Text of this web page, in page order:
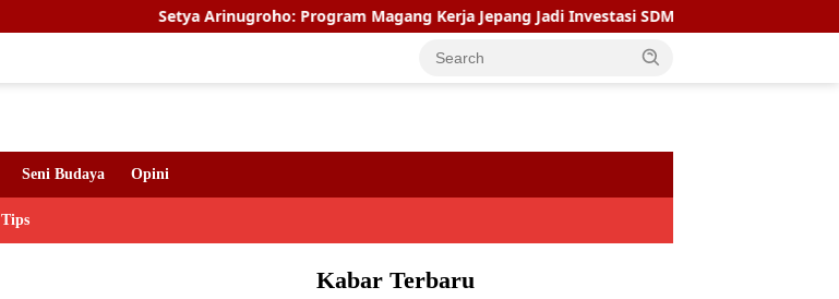
Setya Arinugroho: Program Magang Kerja Jepang Jadi Investasi SDM Jateng
Seni Budaya Opini
Tips
Kabar Terbaru